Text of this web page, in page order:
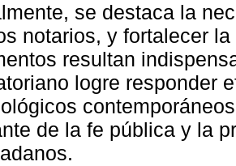
se destaca la
notarios, y fortalecer
resultan
logre responder
de la fe pública y la